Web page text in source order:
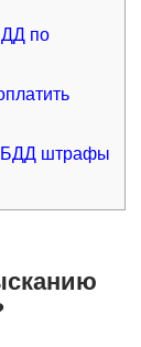
по
штрафы